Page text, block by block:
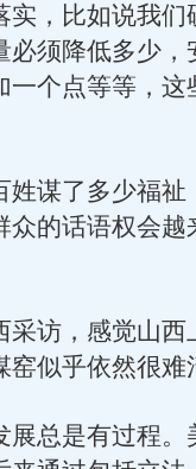
，比如说我们
须降低多少，
个点等等，这
谋了多少福祉
的话语权会越
访，感觉山西
似乎依然很难
总是有过程。